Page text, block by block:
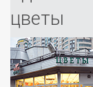
цветы